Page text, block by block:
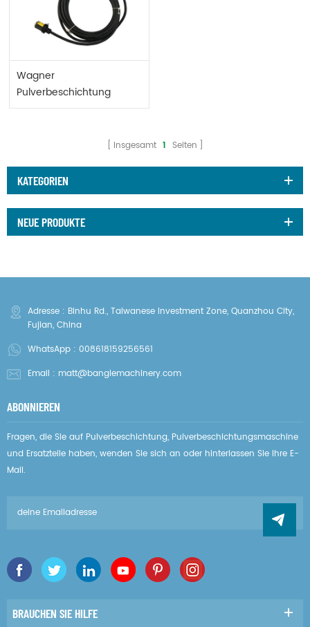
Wagner
Pulverbeschichtung
Gunteile
Insgesamt 1 Seiten
KATEGORIEN
NEUE PRODUKTE
Adresse : Binhu Rd., Taiwanese Investment Zone, Quanzhou City,
Fujian, China
WhatsApp : 008618159256561
Email : matt@banglemachinery.com
ABONNIEREN
Fragen, die Sie auf Pulverbeschichtung, Pulverbeschichtungsmaschine
und Ersatzteile haben, wenden Sie sich an oder hinterlassen Sie Ihre E-
Mail.
BRAUCHEN SIE HILFE